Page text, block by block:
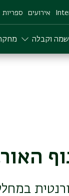
אירועים ספריות
וקבלה